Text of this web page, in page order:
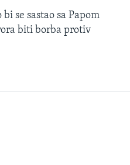
se sastao sa Papom
biti borba protiv